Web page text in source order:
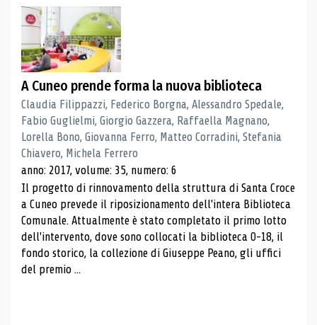
A Cuneo prende forma la nuova biblioteca
Claudia Filippazzi, Federico Borgna, Alessandro Spedale,
Fabio Guglielmi, Giorgio Gazzera, Raffaella Magnano,
Lorella Bono, Giovanna Ferro, Matteo Corradini, Stefania
Chiavero, Michela Ferrero
anno: 2017, volume: 35, numero: 6
Il progetto di rinnovamento della struttura di Santa Croce
a Cuneo prevede il riposizionamento dell'intera Biblioteca
Comunale. Attualmente è stato completato il primo lotto
dell'intervento, dove sono collocati la biblioteca 0-18, il
fondo storico, la collezione di Giuseppe Peano, gli uffici
del premio ...